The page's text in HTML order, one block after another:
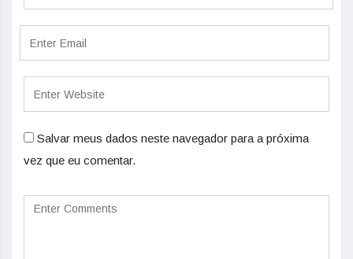
Salvar meus dados neste navegador para a próxima
vez que eu comentar.